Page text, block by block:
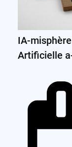
IA-
Artificielle